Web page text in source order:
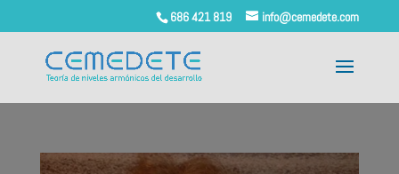
686 421 819 info@cemedete.com